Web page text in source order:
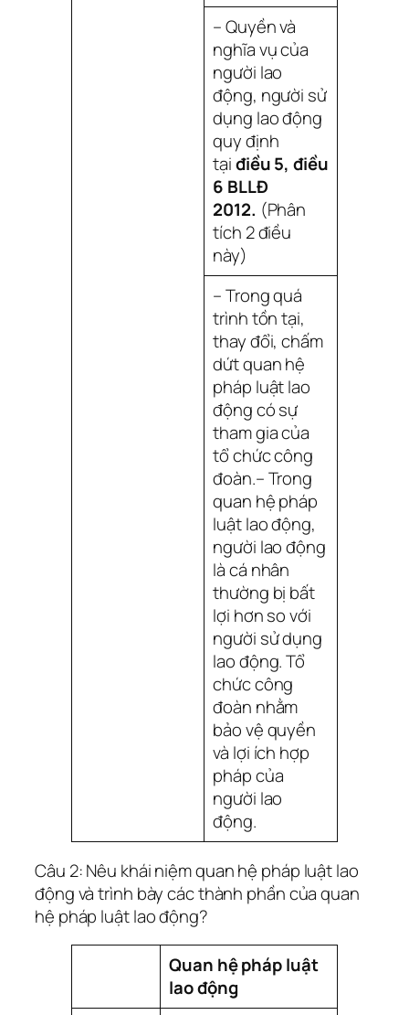
– Quyền và
nghĩa vụ của
người lao
động, người sử
dụng lao động
quy định
tạiđiều 5, điều
6 BLLĐ
2012. (Phân
tích 2 điều
này)
– Trong quá
trình tồn tại,
thay đổi, chấm
dứt quan hệ
pháp luật lao
động có sự
tham gia của
tổ chức công
đoàn.– Trong
quan hệ pháp
luật lao động,
người lao động
là cá nhân
thường bị bất
lợi hơn so với
người sử dụng
lao động. Tổ
chức công
đoàn nhằm
bảo vệ quyền
và lợi ích hợp
pháp của
người lao
động.
Câu 2: Nêu khái niệm quan hệ pháp luật lao
động và trình bày các thành phần của quan
hệ pháp luật lao động?
Quan hệ pháp luật
lao động